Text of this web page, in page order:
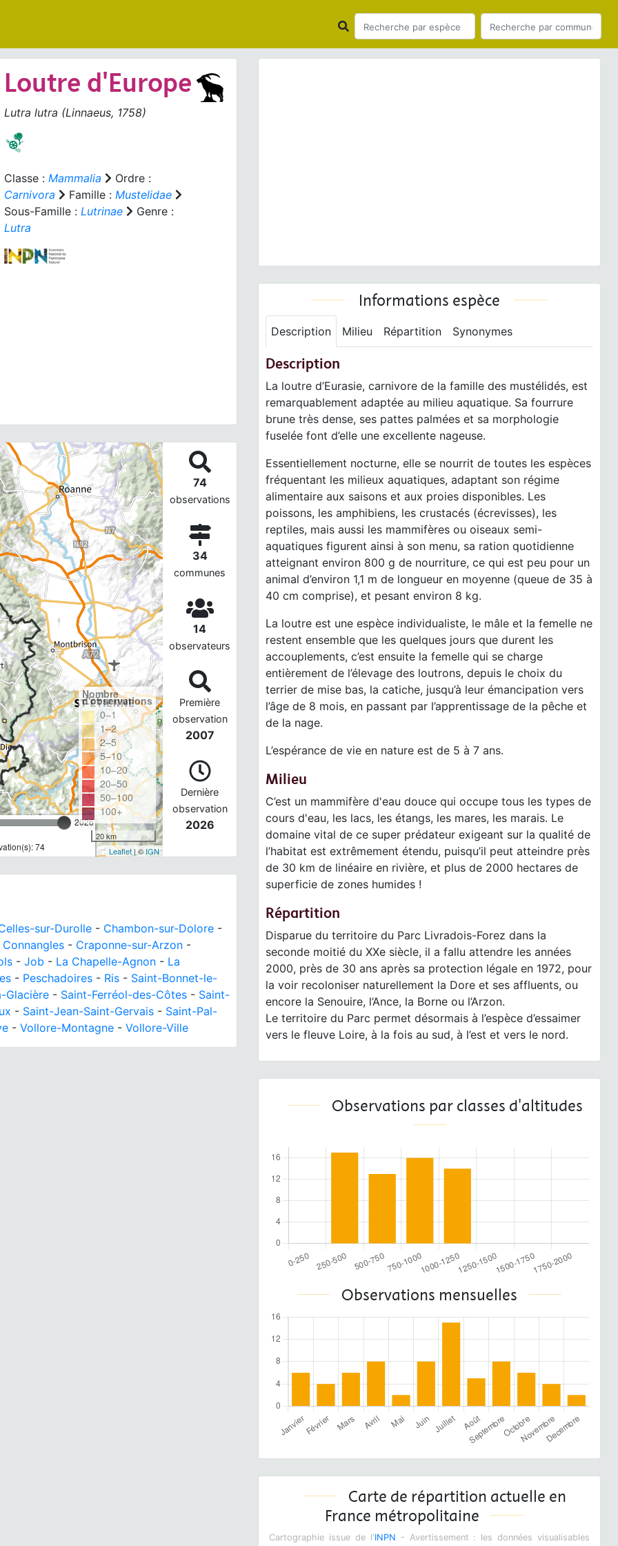
Loutre d'Europe
Lutra lutra (Linnaeus, 1758)
Classe : Mammalia
Ordre :
Carnivora
Famille : Mustelidae
Sous-Famille : Lutrinae
Genre :
Lutra
2026
74
Nombre
d'observations
0–1
1–2
2–5
5–10
10–20
20–50
50–100
100+
20 km
Leaflet| ©IGN
74
observations
34
communes
14
observateurs
Première
observation
2007
Dernière
observation
2026
sur-Durolle - Chambon-sur-Dolore -
Connangles - Craponne-sur-Arzon -
- Job - La Chapelle-Agnon - La
- Peschadoires - Ris - Saint-Bonnet-le-
Glacière - Saint-Ferréol-des-Côtes - Saint-
- Saint-Jean-Saint-Gervais - Saint-Pal-
- Vollore-Montagne - Vollore-Ville
Informations espèce
Description Milieu Répartition Synonymes
Description
La loutre d’Eurasie, carnivore de la famille des mustélidés, est
remarquablement adaptée au milieu aquatique. Sa fourrure
brune très dense, ses pattes palmées et sa morphologie
fuselée font d’elle une excellente nageuse.
Essentiellement nocturne, elle se nourrit de toutes les espèces
fréquentant les milieux aquatiques, adaptant son régime
alimentaire aux saisons et aux proies disponibles. Les
poissons, les amphibiens, les crustacés (écrevisses), les
reptiles, mais aussi les mammifères ou oiseaux semi-
aquatiques figurent ainsi à son menu, sa ration quotidienne
atteignant environ 800 g de nourriture, ce qui est peu pour un
animal d’environ 1,1 m de longueur en moyenne (queue de 35 à
40 cm comprise), et pesant environ 8 kg.
La loutre est une espèce individualiste, le mâle et la femelle ne
restent ensemble que les quelques jours que durent les
accouplements, c’est ensuite la femelle qui se charge
entièrement de l’élevage des loutrons, depuis le choix du
terrier de mise bas, la catiche, jusqu’à leur émancipation vers
l’âge de 8 mois, en passant par l’apprentissage de la pêche et
de la nage.
L’espérance de vie en nature est de 5 à 7 ans.
Milieu
C’est un mammifère d'eau douce qui occupe tous les types de
cours d'eau, les lacs, les étangs, les mares, les marais. Le
domaine vital de ce super prédateur exigeant sur la qualité de
l’habitat est extrêmement étendu, puisqu’il peut atteindre près
de 30 km de linéaire en rivière, et plus de 2000 hectares de
superficie de zones humides !
Répartition
Disparue du territoire du Parc Livradois-Forez dans la
seconde moitié du XXe siècle, il a fallu attendre les années
2000, près de 30 ans après sa protection légale en 1972, pour
la voir recoloniser naturellement la Dore et ses affluents, ou
encore la Senouire, l’Ance, la Borne ou l’Arzon.
Le territoire du Parc permet désormais à l’espèce d’essaimer
vers le fleuve Loire, à la fois au sud, à l’est et vers le nord.
Observations par classes d'altitudes
Observations mensuelles
Carte de répartition actuelle en
France métropolitaine
Cartographie issue de l'INPN - Avertissement : les données visualisables